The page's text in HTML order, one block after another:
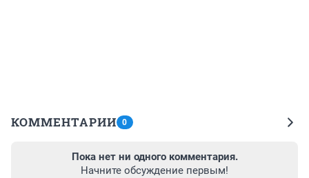
КОММЕНТАРИИ 0
Пока нет ни одного комментария.
Начните обсуждение первым!